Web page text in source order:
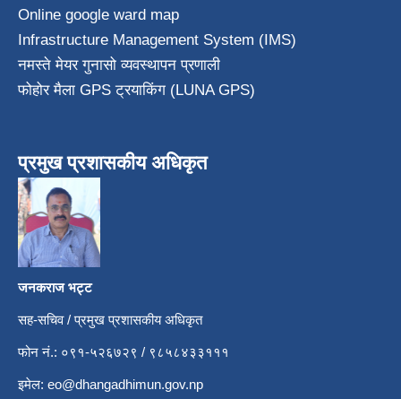
Online google ward map
Infrastructure Management System (IMS)
नमस्ते मेयर गुनासो व्यवस्थापन प्रणाली
फोहोर मैला GPS ट्रयाकिंग (LUNA GPS)
प्रमुख प्रशासकीय अधिकृत
जनकराज भट्ट
सह-सचिव / प्रमुख प्रशासकीय अधिकृत
फोन नं.: ०९१-५२६७२९ / ९८५८४३३१११
इमेल: eo@dhangadhimun.gov.np